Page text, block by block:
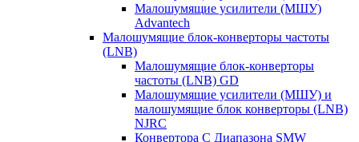
Малошумящие усилители (МШУ)
Advantech
Малошумящие блок-конверторы частоты
(LNB)
Малошумящие блок-конверторы
частоты (LNB) GD
Малошумящие усилители (МШУ) и
малошумящие блок конверторы (LNB)
NJRC
Конвертора C Диапазона SMW